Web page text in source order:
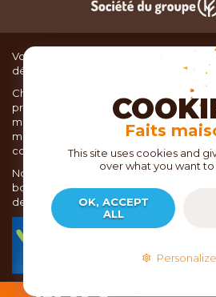
Vous recherchez du matériel de
délicieux plats ou des pâtisseries dignes
Chez TOC, boutique d’ustensiles de
proposons une large sélection de
marques de matériel de cuisine:
matériel de cuisson, service de table,
coutellerie, set picnic.
Nous vous réservons un accueil
boutiques, mais vous trouverez
de cuisine en ligne sur notre site
commerce et de la vente
Faits
This site uses cookies and
over what you want
OK, ACCEPT
ALL
Personalize